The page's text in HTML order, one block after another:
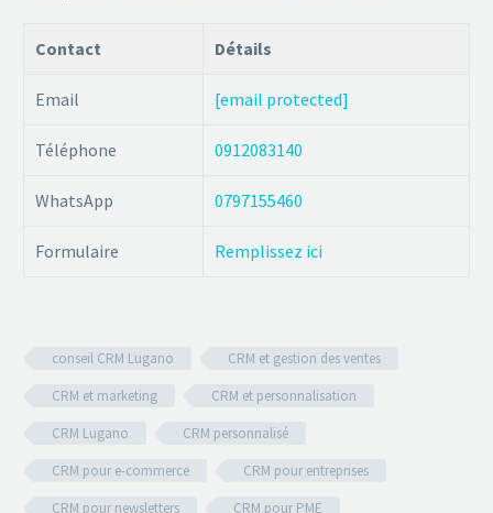
Contact Détails
Email [email protected]
Téléphone 0912083140
WhatsApp 0797155460
Formulaire Remplissez ici
conseil CRM Lugano
CRM et gestion des ventes
CRM et marketing
CRM et personnalisation
CRM Lugano
CRM personnalisé
CRM pour e-commerce
CRM pour entreprises
CRM pour newsletters
CRM pour PME